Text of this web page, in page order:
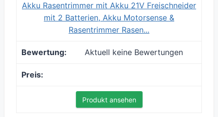
Akku Rasentrimmer mit Akku 21V Freischneider
mit 2 Batterien, Akku Motorsense &
Rasentrimmer Rasen...
Aktuell keine Bewertungen
Produkt ansehen